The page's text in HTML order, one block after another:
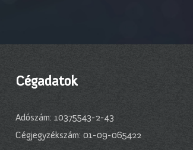
Cégadatok
Adószám: 10375543-2-43
Cégjegyzékszám: 01-09-065422